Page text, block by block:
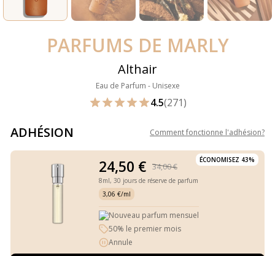
PARFUMS DE MARLY
Althair
Eau de Parfum - Unisexe
4.5(271)
ADHÉSION Comment fonctionne l'adhésion?
ÉCONOMISEZ 43%
24,50 € 34,00 €
8ml, 30 jours de réserve de parfum
3,06 €/ml
Nouveau parfum mensuel
50% le premier mois
Annule